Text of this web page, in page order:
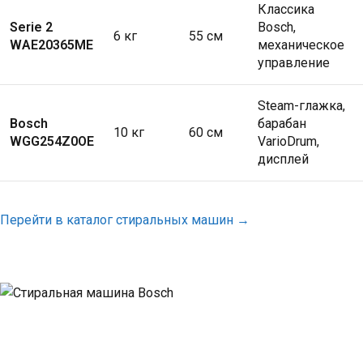
Serie 2
WAE20365ME
6 кг 55 см
Классика
Bosch,
механическое
управление
Bosch
WGG254Z0OE
10 кг 60 см
Steam-глажка,
барабан
VarioDrum,
дисплей
Перейти в каталог стиральных машин →